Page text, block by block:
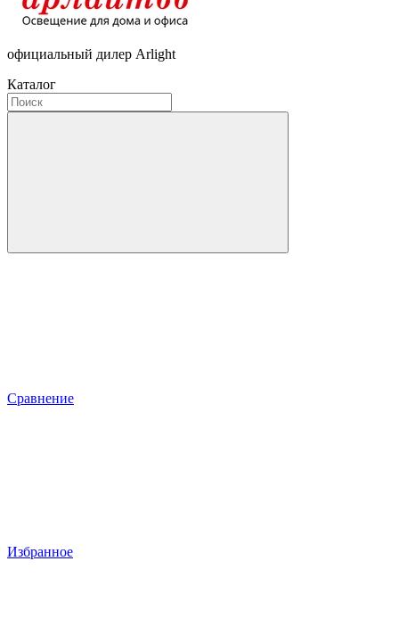
официальный дилер Arlight
Каталог
Сравнение
Избранное